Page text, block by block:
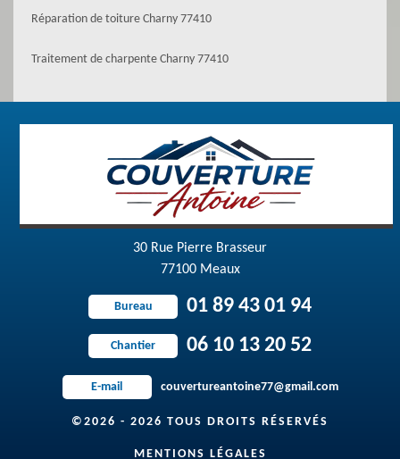
Réparation de toiture Charny 77410
Traitement de charpente Charny 77410
30 Rue Pierre Brasseur
77100 Meaux
Bureau 01 89 43 01 94
Chantier 06 10 13 20 52
E-mail couvertureantoine77@gmail.com
©2026 - 2026 TOUS DROITS RÉSERVÉS
MENTIONS LÉGALES